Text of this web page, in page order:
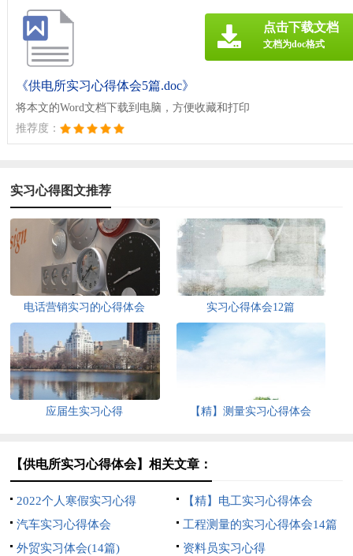
《供电所实习心得体会5篇.doc》
将本文的Word文档下载到电脑，方便收藏和打印
推荐度：
点击下载文档
文档为doc格式
实习心得图文推荐
电话营销实习的心得体会 实习心得体会12篇
应届生实习心得 【精】测量实习心得体会
【供电所实习心得体会】相关文章：
2022个人寒假实习心得
【精】电工实习心得体会
汽车实习心得体会
工程测量的实习心得体会14篇
外贸实习体会(14篇)
资料员实习心得